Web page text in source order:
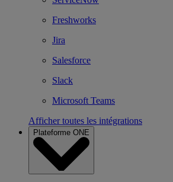
Freshworks
Jira
Salesforce
Slack
Microsoft Teams
Afficher toutes les intégrations
Plateforme ONE